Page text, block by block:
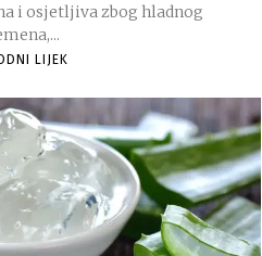
i osjetljiva zbog hladnog
LIJEK